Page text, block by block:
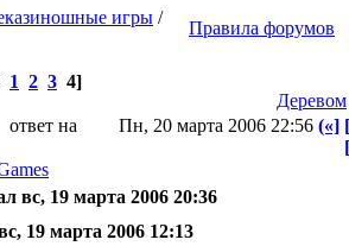
игры /
Правила форумов
1 2 3 4]
Деревом
ответ на
Пн, 20 марта 2006 22:56 («]
вс, 19 марта 2006 20:36
19 марта 2006 12:13